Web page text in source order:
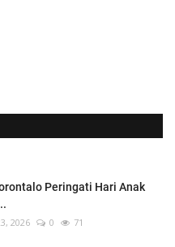
Peringati Hari Anak
2026 0 71